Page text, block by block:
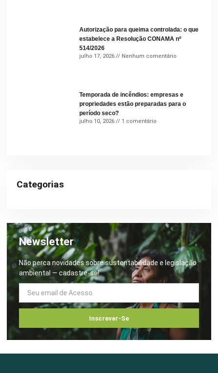
Autorização para queima controlada: o que
estabelece a Resolução CONAMA nº
514/2026
julho 17, 2026 Nenhum comentário
Temporada de incêndios: empresas e
propriedades estão preparadas para o
período seco?
julho 10, 2026 1 comentário
Categorias
Newsletter
Não perca novidades sobre sustentabilidade e legislação
ambiental — cadastre-se!
Inscrever-Se